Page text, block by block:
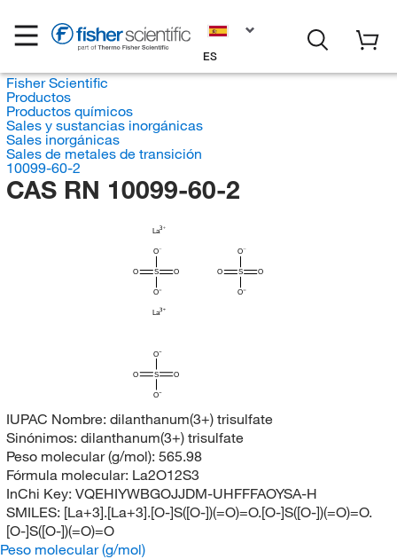
ES
Fisher Scientific
Productos
Productos químicos
Sales y sustancias inorgánicas
Sales inorgánicas
Sales de metales de transición
10099-60-2
CAS RN 10099-60-2
La
La
O
S
O
O
O
O
S
O
O
O
O
S
O
O
O
IUPAC Nombre: dilanthanum(3+) trisulfate
Sinónimos: dilanthanum(3+) trisulfate
Peso molecular (g/mol): 565.98
Fórmula molecular: La2O12S3
InChi Key: VQEHIYWBGOJJDM-UHFFFAOYSA-H
SMILES: [La+3].[La+3].[O-]S([O-])(=O)=O.[O-]S([O-])(=O)=O.
[O-]S([O-])(=O)=O
Peso molecular (g/mol)